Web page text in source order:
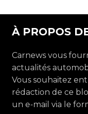
À PROPOS
Carnews vous
actualités
Vous souhaitez
rédaction de ce
un e-mail via le